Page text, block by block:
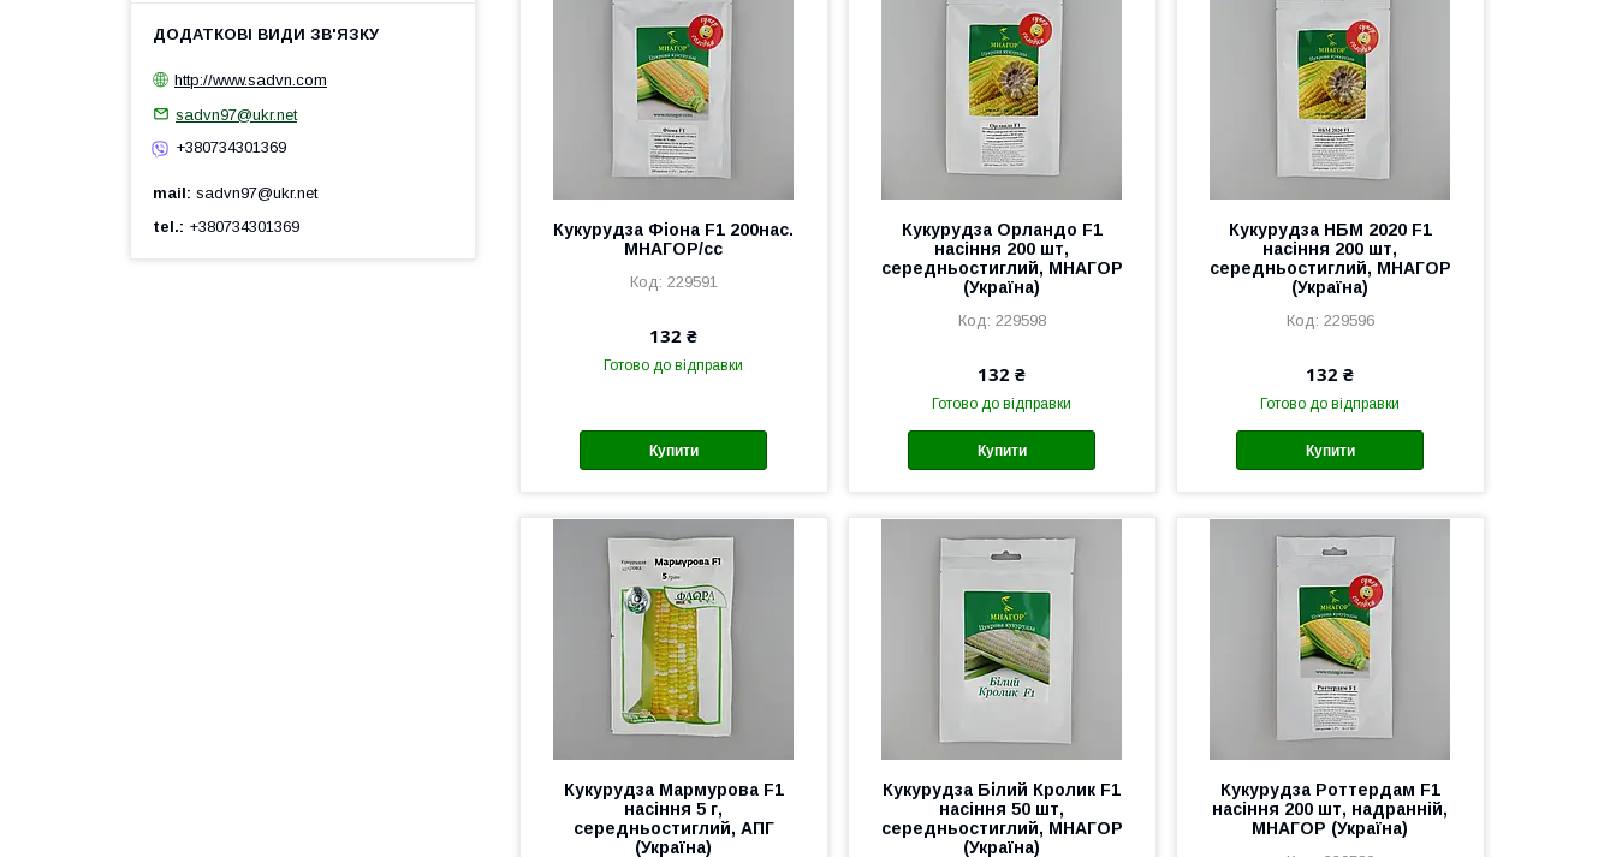
Кукурудза Фіона F1 200нас.
МНАГОР/сс
229591
132 ₴
Готово до відправки
Купити
Кукурудза Орландо F1
насіння 200 шт,
середньостиглий, МНАГОР
(Україна)
229598
132 ₴
Готово до відправки
Купити
Кукурудза НБМ 2020 F1
насіння 200 шт,
середньостиглий, МНАГОР
(Україна)
229596
132 ₴
Готово до відправки
Купити
Кукурудза Мармурова F1
насіння 5 г,
середньостиглий, АПГ
(Україна)
Кукурудза Білий Кролик F1
насіння 50 шт,
середньостиглий, МНАГОР
(Україна)
Кукурудза Роттердам F1
насіння 200 шт, надранній,
МНАГОР (Україна)
http://www.sadvn.com
sadvn97@ukr.net
+380734301369
mail sadvn97@ukr.net
tel.
+380734301369